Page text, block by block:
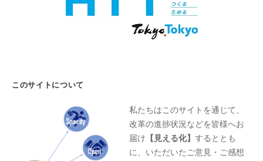
このサイトについて
私たちはこのサイトを通じて、
改革の進捗状況などを皆様へお
届け 【見える化】するととも
に、いただいたご意見・ご感想